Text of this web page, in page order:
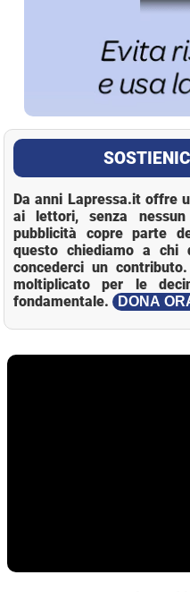
Da anni Lapressa.it offre
ai lettori, senza nessun
pubblicità copre parte
questo chiediamo a chi
concederci un
moltiplicato per le
fondamentale.
DONA